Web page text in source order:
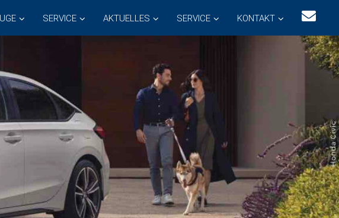
SERVICE AKTUELLES SERVICE KONTAKT